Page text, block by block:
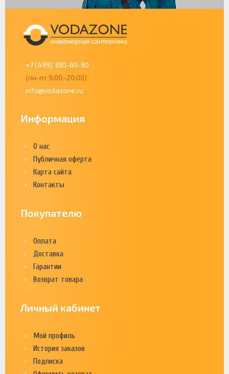
+7 (499) 380-80-80
(пн-пт 9:00–20:00)
info@vodazone.ru
Информация
О нас
Публичная оферта
Карта сайта
Контакты
Покупателю
Оплата
Доставка
Гарантии
Возврат товара
Личный кабинет
Мой профиль
История заказов
Подписка